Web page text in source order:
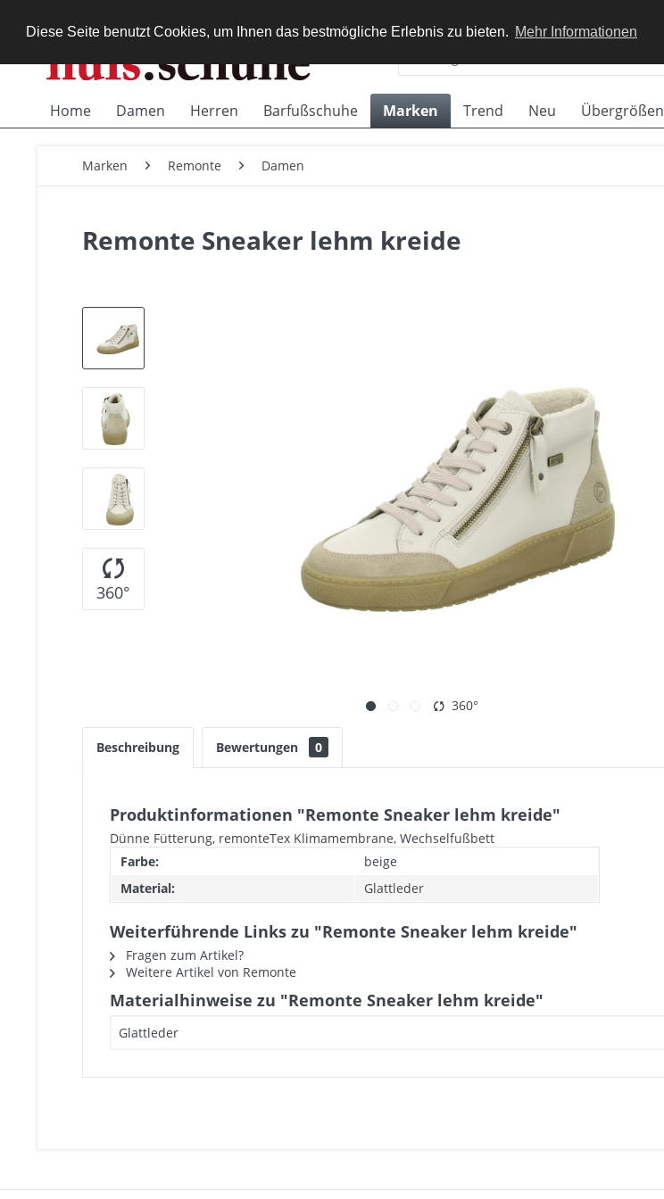
Diese Seite benutzt Cookies, um Ihnen das bestmögliche Erlebnis zu bieten. Mehr Informationen
Home Damen Herren Barfußschuhe Marken Trend Neu Übergrößen
Marken Remonte Damen
Remonte Sneaker lehm kreide
360°
360°
Beschreibung Bewertungen 0
Produktinformationen "Remonte Sneaker lehm kreide"
Dünne Fütterung, remonteTex Klimamembrane, Wechselfußbett
Farbe:
beige
Material:
Glattleder
Weiterführende Links zu "Remonte Sneaker lehm kreide"
Fragen zum Artikel?
Weitere Artikel von Remonte
Materialhinweise zu "Remonte Sneaker lehm kreide"
Glattleder